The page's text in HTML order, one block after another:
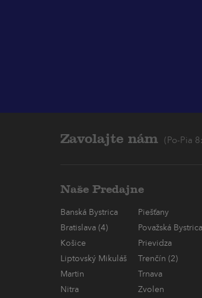
Zavolajte nám (Po-Pia
Naše Predajne
Banská Bystrica
Piešťany
Bratislava (4)
Považská Bystrica
Košice
Prievidza
Liptovský Mikuláš
Trenčín (2)
Martin
Trnava
Nitra
Zvolen